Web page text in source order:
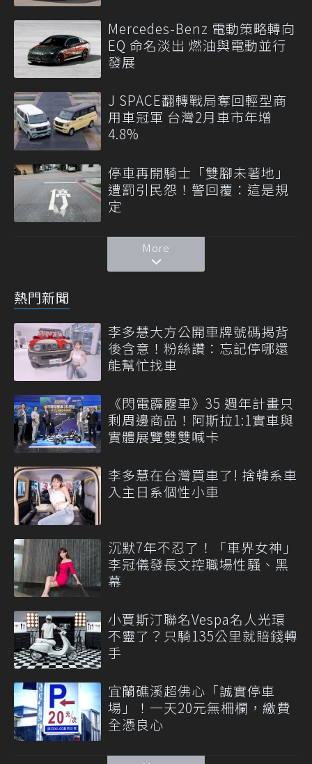
Mercedes-Benz 電動策略轉向
EQ 命名淡出 燃油與電動並行
發展
J SPACE翻轉戰局奪回輕型商
用車冠軍 台灣2月車市年增
4.8%
停車再開騎士「雙腳未著地」
遭罰引民怨！警回覆：這是規
定
More
熱門新聞
李多慧大方公開車牌號碼揭背
後含意！粉絲讚：忘記停哪還
能幫忙找車
《閃電霹靂車》35 週年計畫只
剩周邊商品！阿斯拉1:1實車與
實體展覽雙雙喊卡
李多慧在台灣買車了! 捨韓系車
入主日系個性小車
沉默7年不忍了！「車界女神」
李冠儀發長文控職場性騷、黑
幕
小賈斯汀聯名Vespa名人光環
不靈了？只騎135公里就賠錢轉
手
宜蘭礁溪超佛心「誠實停車
場」！一天20元無柵欄，繳費
全憑良心